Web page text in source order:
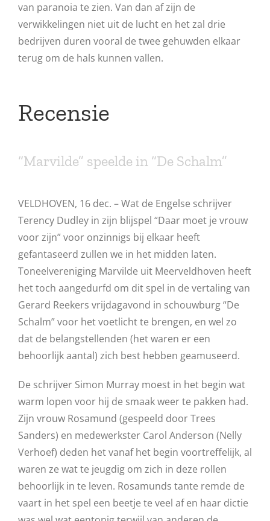
van paranoia te zien. Van dan af zijn de
verwikkelingen niet uit de lucht en het zal drie
bedrijven duren vooral de twee gehuwden elkaar
terug om de hals kunnen vallen.
Recensie
“Marvilde” speelde in “De Schalm”
VELDHOVEN, 16 dec. – Wat de Engelse schrijver
Terency Dudley in zijn blijspel “Daar moet je vrouw
voor zijn” voor onzinnigs bij elkaar heeft
gefantaseerd zullen we in het midden laten.
Toneelvereniging Marvilde uit Meerveldhoven heeft
het toch aangedurfd om dit spel in de vertaling van
Gerard Reekers vrijdagavond in schouwburg “De
Schalm” voor het voetlicht te brengen, en wel zo
dat de belangstellenden (het waren er een
behoorlijk aantal) zich best hebben geamuseerd.
De schrijver Simon Murray moest in het begin wat
warm lopen voor hij de smaak weer te pakken had.
Zijn vrouw Rosamund (gespeeld door Trees
Sanders) en medewerkster Carol Anderson (Nelly
Verhoef) deden het vanaf het begin voortreffelijk, al
waren ze wat te jeugdig om zich in deze rollen
behoorlijk in te leven. Rosamunds tante remde de
vaart in het spel een beetje te veel af en haar dictie